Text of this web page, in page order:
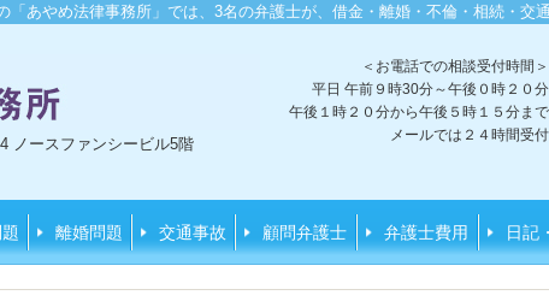
「あやめ法律事務所」では、3名の弁護士が、借金・離婚・不倫・相続・交
ノースファンシービル5階
＜お電話での相談受付時間＞
平日 午前９時30分～午後０時２０分
午後１時２０分から午後５時１５分まで
メールでは２４時間受付
離婚問題 交通事故 顧問弁護士 弁護士費用 日記